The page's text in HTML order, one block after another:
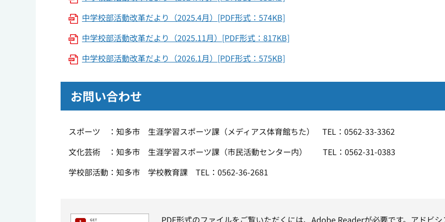
中学校部活動改革だより（2025.4月）[PDF形式：574KB]
中学校部活動改革だより（2025.11月）[PDF形式：817KB]
中学校部活動改革だより（2026.1月）[PDF形式：575KB]
お問い合わせ
スポーツ ：知多市 生涯学習スポーツ課（メディアス体育館ちた） TEL：0562-33-3362
文化芸術 ：知多市 生涯学習スポーツ課（市民活動センター内） TEL：0562-31-0383
学校部活動：知多市 学校教育課 TEL：0562-36-2681
PDF形式のファイルをご覧いただくには、Adobe Readerが必要です。アドビ